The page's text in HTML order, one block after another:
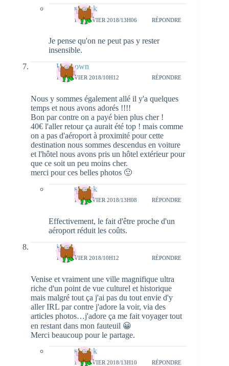
natieak
17 JANVIER 2018/13H06 RÉPONDRE
Je pense qu'on ne peut pas y rester
insensible.
Unknown
15 JANVIER 2018/10H12 RÉPONDRE
Nous y sommes également allé il y'a quelques
temps et nous avons adorés !!!!
Bon par contre on a payé bien plus cher !
40€ l'aller retour ça aurait été top ! mais comme
on a pas d'aéroport à proximité pour cette
destination nous sommes descendus en voiture
et l'hôtel nous avons pris un hôtel extérieur pour
que ce soit un peu moins cher.
merci pour ces belles photos 🙂
natieak
17 JANVIER 2018/13H08 RÉPONDRE
Effectivement, le fait d'être proche d'un
aéroport réduit les coûts.
julia
15 JANVIER 2018/10H12 RÉPONDRE
Venise et vraiment une ville magnifique ultra
riche d'un point de vue culturel et historique
mais malgré tout ça j'ai pas du tout envie d'y
aller IRL par contre j'adore la voir, via des
articles photos…j'adore ça me fait voyager tout
en restant dans mon fauteuil 😀
Merci beaucoup pour le partage.
natieak
17 JANVIER 2018/13H10 RÉPONDRE